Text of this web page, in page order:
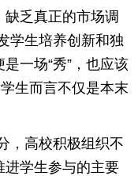
乏真正的市场调
学生培养创新和独
一场“秀”，也应该
生而言不仅是本末
，高校积极组织不
进学生参与的主要